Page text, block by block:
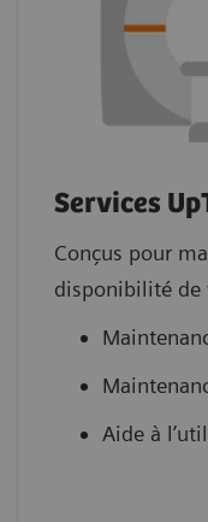
Services
Conçus pour
disponibilité de
Aide à